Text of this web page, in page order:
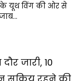
के यूथ विंग की ओर से
जारी, 10